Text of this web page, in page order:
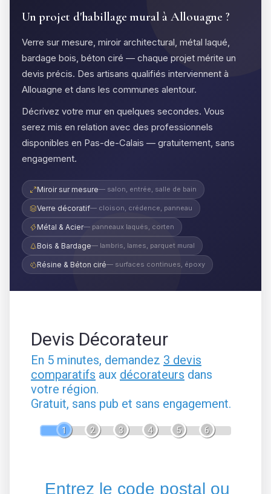
Un projet d'habillage mural à Allouagne ?
Verre sur mesure, miroir architectural, métal laqué,
bardage bois, béton ciré — chaque projet mérite un
devis précis. Des artisans qualifiés interviennent à
Allouagne et dans les communes alentour.
Décrivez votre mur en quelques secondes. Vous
serez mis en relation avec des professionnels
disponibles en Pas-de-Calais — gratuitement, sans
engagement.
Miroir sur mesure— salon, entrée, salle de bain
Verre décoratif— cloison, crédence, panneau
Métal & Acier— panneaux laqués, corten
Bois & Bardage— lambris, lames, parquet mural
Résine & Béton ciré— surfaces continues, époxy
Devis Décorateur
En 5 minutes, demandez 3 devis
comparatifs aux décorateurs dans
votre région.
Gratuit, sans pub et sans engagement.
1 2 3 4 5 6
Entrez le code postal ou